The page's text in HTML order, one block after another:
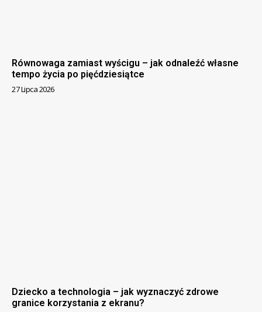
Równowaga zamiast wyścigu – jak odnaleźć własne
tempo życia po pięćdziesiątce
27 Lipca 2026
Dziecko a technologia – jak wyznaczyć zdrowe
granice korzystania z ekranu?